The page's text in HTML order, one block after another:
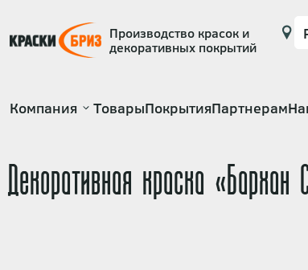
Производство красок и
декоративных покрытий
Основная
Компания ТоварыПокрытияПартнерам
Декоративная краска